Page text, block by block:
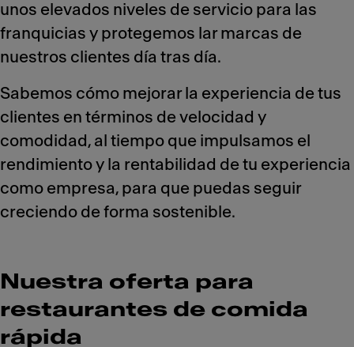
unos elevados niveles de servicio para las
franquicias y protegemos lar marcas de
nuestros clientes día tras día.
Sabemos cómo mejorar la experiencia de tus
clientes en términos de velocidad y
comodidad, al tiempo que impulsamos el
rendimiento y la rentabilidad de tu experiencia
como empresa, para que puedas seguir
creciendo de forma sostenible.
Nuestra oferta para
restaurantes de comida
rápida